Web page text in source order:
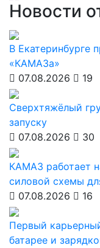
Новости
В Екатеринбурге
«КАМАЗа»
07.08.2026
19
Сверхтяжёлый
запуску
07.08.2026
30
КАМАЗ работает
силовой схемы
07.08.2026
16
Первый
батарее и